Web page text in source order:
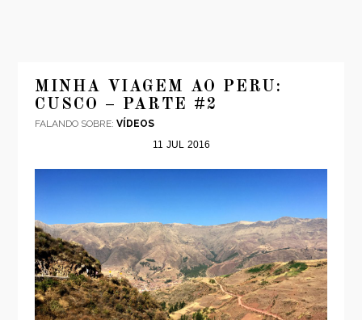
MINHA VIAGEM AO PERU:
CUSCO – PARTE #2
FALANDO SOBRE: VÍDEOS
11 JUL 2016